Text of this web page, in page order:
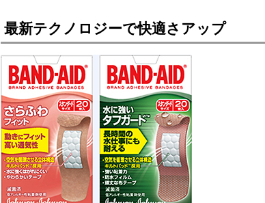
最新テクノロジーで快適さアップ